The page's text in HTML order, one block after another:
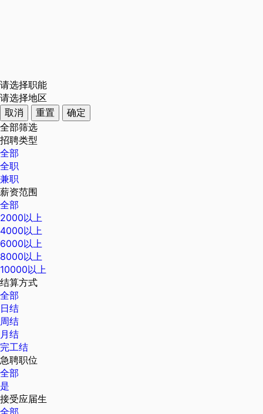
请选择职能
请选择地区
取消
重置
确定
全部筛选
招聘类型
全部
全职
兼职
薪资范围
全部
2000以上
4000以上
6000以上
8000以上
10000以上
结算方式
全部
日结
周结
月结
完工结
急聘职位
全部
是
接受应届生